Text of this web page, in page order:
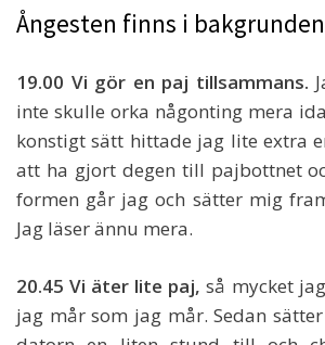
Ångesten finns i bakgrunden
19.00 Vi gör en paj tillsammans.
inte skulle orka någonting mera
konstigt sätt hittade jag lite extra
att ha gjort degen till pajbottnet
formen går jag och sätter mig
Jag läser ännu mera.
20.45 Vi äter lite paj, så mycket
jag mår som jag mår. Sedan